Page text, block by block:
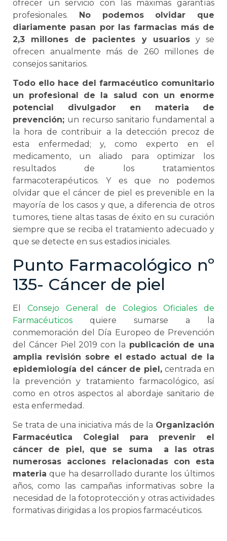
ofrecer un servicio con las máximas garantías
profesionales. No podemos olvidar que
diariamente pasan por las farmacias más de
2,3 millones de pacientes y usuariosy se
ofrecen anualmente más de 260 millones de
consejos sanitarios.
Todo ello hace del farmacéutico comunitario
un profesional de la salud con un enorme
potencial divulgador en materia de
prevención; un recurso sanitario fundamental a
la hora de contribuir a la detección precoz de
esta enfermedad; y, como experto en el
medicamento, un aliado para optimizar los
resultados de los tratamientos
farmacoterapéuticos. Y es que no podemos
olvidar que el cáncer de piel es prevenible en la
mayoría de los casos y que, a diferencia de otros
tumores, tiene altas tasas de éxito en su curación
siempre que se reciba el tratamiento adecuado y
que se detecte en sus estadios iniciales.
Punto Farmacológico nº
135- Cáncer de piel
ElConsejo General de Colegios Oficiales de
Farmacéuticos quiere sumarse a la
conmemoración del Día Europeo de Prevención
del Cáncer Piel 2019 con la publicación de una
amplia revisión sobre el estado actual de la
epidemiología del cáncer de piel, centrada en
la prevención y tratamiento farmacológico, así
como en otros aspectos al abordaje sanitario de
esta enfermedad.
Se trata de una iniciativa más de la Organización
Farmacéutica Colegial para prevenir el
cáncer de piel, que se suma a las otras
numerosas acciones relacionadas con esta
materia que ha desarrollado durante los últimos
años, como las campañas informativas sobre la
necesidad de la fotoprotección y otras actividades
formativas dirigidas a los propios farmacéuticos.